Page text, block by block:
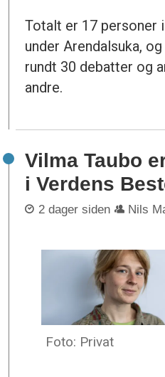
Totalt er 17 personer
under Arendalsuka,
rundt 30 debatter og
andre.
Vilma Taubo
i Verdens
2 dager siden Nils
Foto: Privat